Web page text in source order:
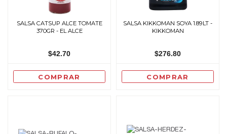
SALSA CATSUP ALCE TOMATE
370GR - EL ALCE
$42.70
COMPRAR
SALSA KIKKOMAN SOYA 1.89LT -
KIKKOMAN
$276.80
COMPRAR